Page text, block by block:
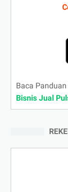
Baca
Bisnis Jual